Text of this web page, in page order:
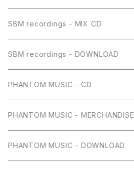
SBM recordings - MIX CD
SBM recordings - DOWNLOAD
PHANTOM MUSIC - CD
PHANTOM MUSIC - MERCHANDISE
PHANTOM MUSIC - DOWNLOAD